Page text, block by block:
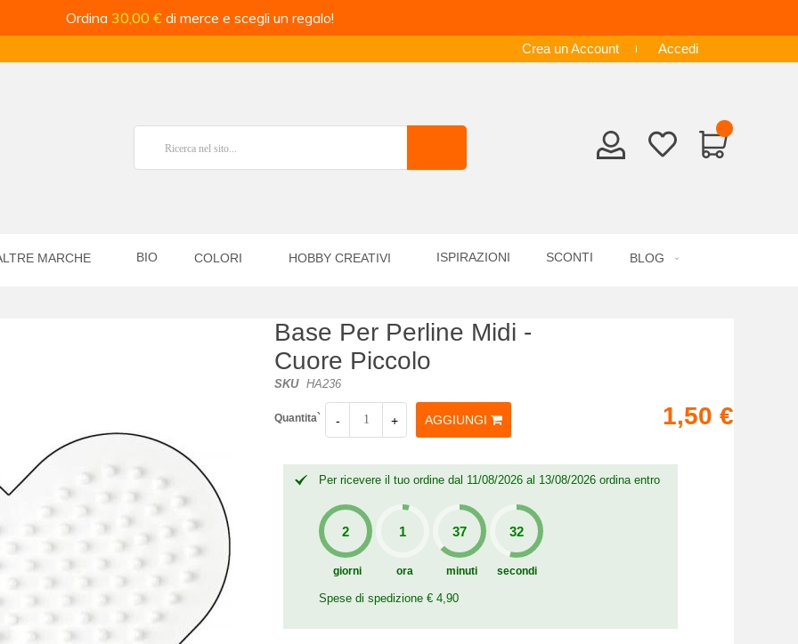
Ordina 30,00 € di merce e scegli un regalo!
Crea un Account Accedi
MARCHE BIO COLORI HOBBY CREATIVI ISPIRAZIONI SCONTI BLOG
Base Per Perline Midi -
Cuore Piccolo
SKU HA236
Quantita` - + AGGIUNGI 1,50 €
Per ricevere il tuo ordine dal 11/08/2026 al 13/08/2026 ordina entro
giorni ora minuti secondi
Spese di spedizione € 4,90